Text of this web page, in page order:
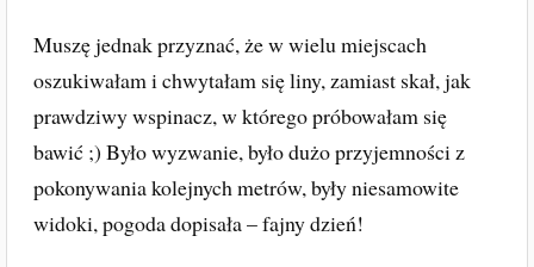
Muszę jednak przyznać, że w wielu miejscach
oszukiwałam i chwytałam się liny, zamiast skał, jak
prawdziwy wspinacz, w którego próbowałam się
bawić ;) Było wyzwanie, było dużo przyjemności z
pokonywania kolejnych metrów, były niesamowite
widoki, pogoda dopisała – fajny dzień!